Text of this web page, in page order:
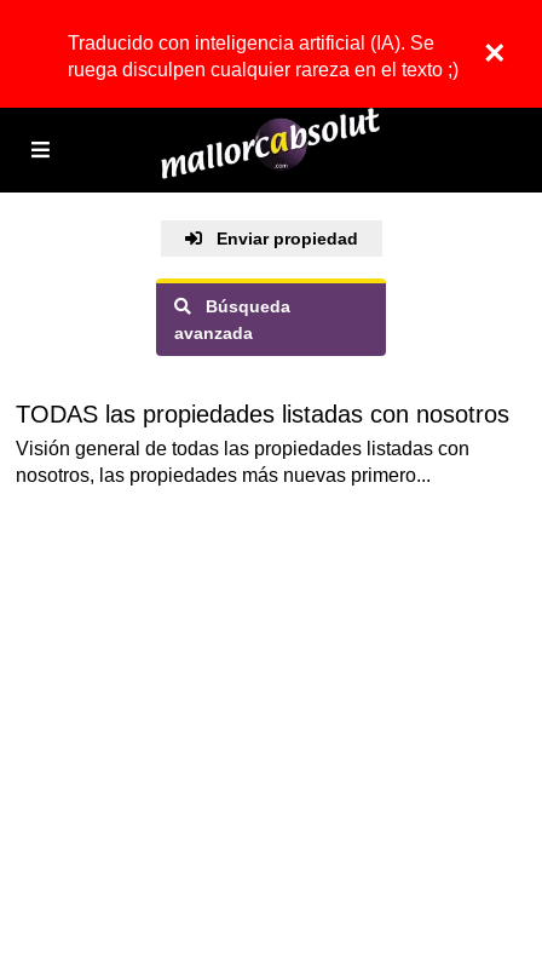
Traducido con inteligencia artificial (IA). Se
ruega disculpen cualquier rareza en el texto ;)
×
Enviar propiedad
Búsqueda
avanzada
TODAS las propiedades listadas con nosotros
Visión general de todas las propiedades listadas con
nosotros, las propiedades más nuevas primero...